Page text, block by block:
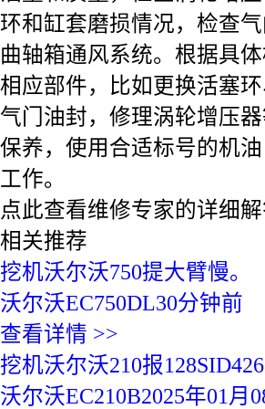
环和缸套磨损情况，检查
曲轴箱通风系统。根据具
相应部件，比如更换活塞
气门油封，修理涡轮增压
保养，使用合适标号的机
工作。
点此查看维修专家的详细
相关推荐
挖机沃尔沃750提大臂慢。
沃尔沃EC750DL30分钟前
查看详情 >>
挖机沃尔沃210报128SID426
沃尔沃EC210B2025年01月